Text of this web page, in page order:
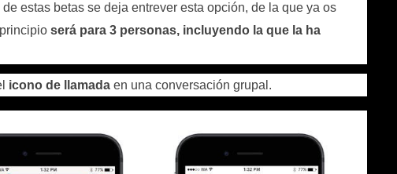
estas betas se deja entrever esta opción, de la que ya os
será para 3 personas, incluyendo la que la ha
icono de llamada en una conversación grupal.